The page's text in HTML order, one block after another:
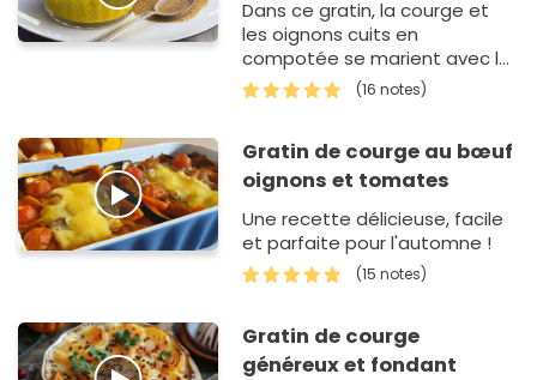
Dans ce gratin, la courge et
les oignons cuits en
compotée se marient avec le
parfum toasté des graines de
sésame. « Recette tir&eac…
(16 notes)
Gratin de courge au bœuf
oignons et tomates
Une recette délicieuse, facile
et parfaite pour l'automne !
(15 notes)
Gratin de courge
généreux et fondant